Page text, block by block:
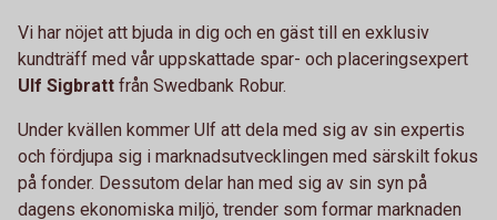
Vi har nöjet att bjuda in dig och en gäst till en exklusiv
kundträff med vår uppskattade spar- och placeringsexpert
Ulf Sigbratt från Swedbank Robur.
Under kvällen kommer Ulf att dela med sig av sin expertis
och fördjupa sig i marknadsutvecklingen med särskilt fokus
på fonder. Dessutom delar han med sig av sin syn på
dagens ekonomiska miljö, trender som formar marknaden